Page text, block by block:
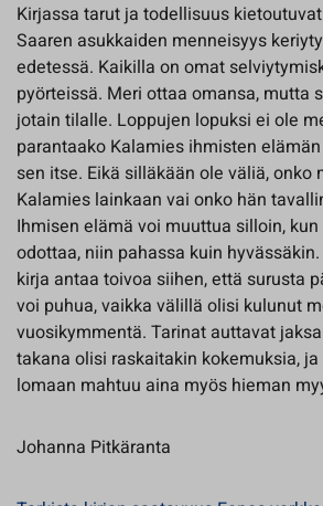
Kirjassa tarut ja todellisuus
Saaren asukkaiden menneisyys
edetessä. Kaikilla on omat
pyörteissä. Meri ottaa omansa, mutta
jotain tilalle. Loppujen lopuksi ei ole
parantaako Kalamies ihmisten
sen itse. Eikä silläkään ole väliä, onko
Kalamies lainkaan vai onko hän
Ihmisen elämä voi muuttua silloin,
odottaa, niin pahassa kuin
kirja antaa toivoa siihen, että surusta
voi puhua, vaikka välillä olisi kulunut
vuosikymmentä. Tarinat auttavat
takana olisi raskaitakin kokemuksia,
lomaan mahtuu aina myös hieman
Johanna Pitkäranta